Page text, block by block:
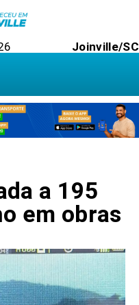
Joinville/SC
a 195
em obras